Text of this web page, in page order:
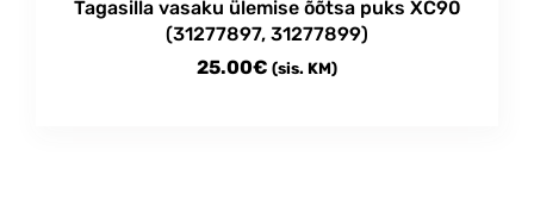
Tagasilla vasaku ülemise õõtsa puks XC90
(31277897, 31277899)
25.00€ (sis. KM)